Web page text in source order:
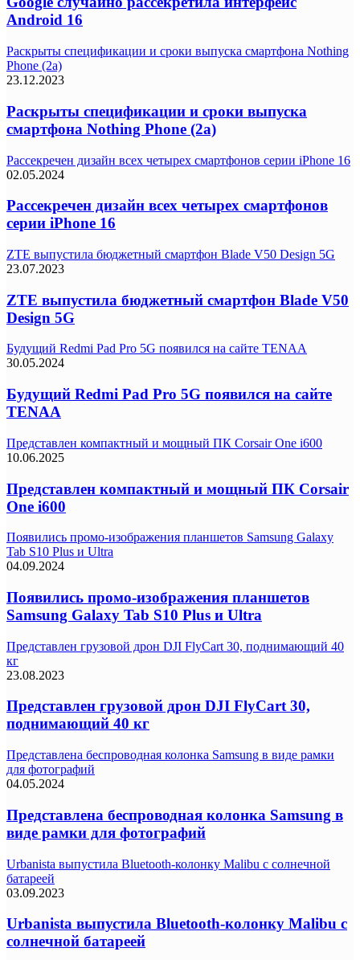
Android 16
Раскрыты спецификации и сроки выпуска смартфона Nothing
Phone (2a)
23.12.2023
Раскрыты спецификации и сроки выпуска
смартфона Nothing Phone (2a)
Рассекречен дизайн всех четырех смартфонов серии iPhone 16
02.05.2024
Рассекречен дизайн всех четырех смартфонов
серии iPhone 16
ZTE выпустила бюджетный смартфон Blade V50 Design 5G
23.07.2023
ZTE выпустила бюджетный смартфон Blade V50
Design 5G
Будущий Redmi Pad Pro 5G появился на сайте TENAA
30.05.2024
Будущий Redmi Pad Pro 5G появился на сайте
TENAA
Представлен компактный и мощный ПК Corsair One i600
10.06.2025
Представлен компактный и мощный ПК Corsair
One i600
Появились промо-изображения планшетов Samsung Galaxy
Tab S10 Plus и Ultra
04.09.2024
Появились промо-изображения планшетов
Samsung Galaxy Tab S10 Plus и Ultra
Представлен грузовой дрон DJI FlyCart 30, поднимающий 40
кг
23.08.2023
Представлен грузовой дрон DJI FlyCart 30,
поднимающий 40 кг
Представлена беспроводная колонка Samsung в виде рамки
для фотографий
04.05.2024
Представлена беспроводная колонка Samsung в
виде рамки для фотографий
Urbanista выпустила Bluetooth-колонку Malibu с солнечной
батареей
03.09.2023
Urbanista выпустила Bluetooth-колонку Malibu с
солнечной батареей